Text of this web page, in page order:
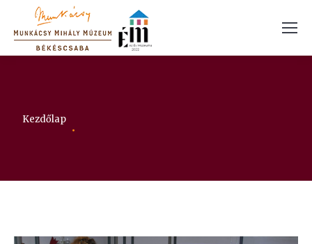
Itt vagy:
Kezdőlap